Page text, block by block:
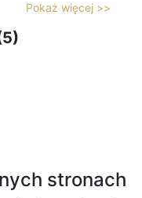
Pokaż więcej >>
stronach